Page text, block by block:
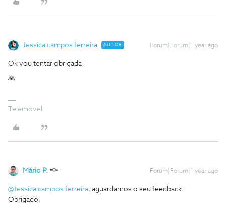
Jessica campos ferreira AUTOR Forum|Forum|1 year ago
Ok vou tentar obrigada
🙏
Telemóvel
Mário P. Forum|Forum|1 year ago
@Jessica campos ferreira, aguardamos o seu feedback.
Obrigado,